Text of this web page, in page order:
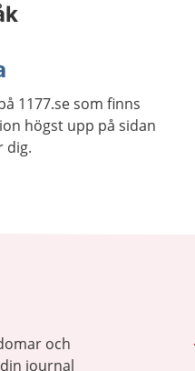
1177.se som finns
högst upp på sidan
dig.
och
journal